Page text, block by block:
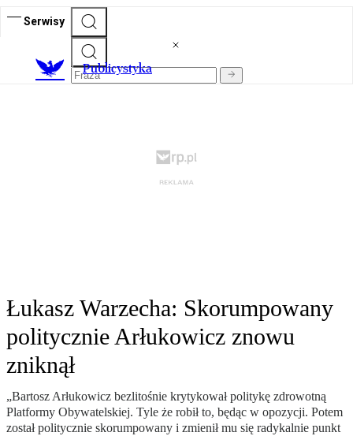
Serwisy
Publicystyka
Łukasz Warzecha: Skorumpowany
politycznie Arłukowicz znowu
zniknął
„Bartosz Arłukowicz bezlitośnie krytykował politykę zdrowotną
Platformy Obywatelskiej. Tyle że robił to, będąc w opozycji. Potem
został politycznie skorumpowany i zmienił mu się radykalnie punkt